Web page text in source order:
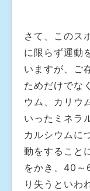
さて、このス
に限らず運動
いますが、ご
ためだけでな
ウム、カリウ
いったミネラ
カルシウムに
動をすること
をかき、40
り失うといわ